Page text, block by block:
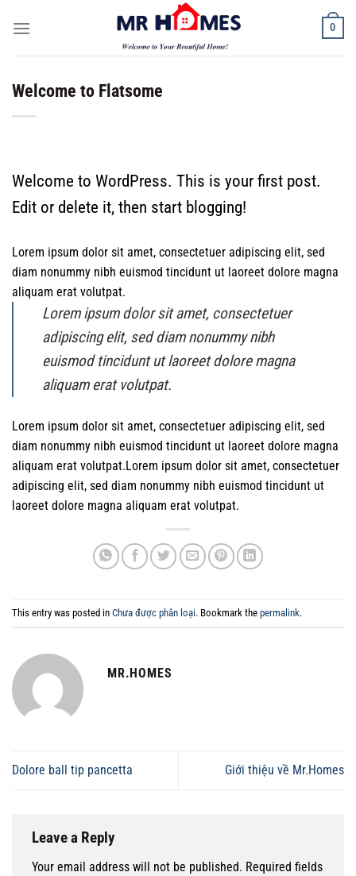
0
Welcome to Flatsome
Welcome to WordPress. This is your first post.
Edit or delete it, then start blogging!
Lorem ipsum dolor sit amet, consectetuer adipiscing elit, sed
diam nonummy nibh euismod tincidunt ut laoreet dolore magna
aliquam erat volutpat.
Lorem ipsum dolor sit amet, consectetuer
adipiscing elit, sed diam nonummy nibh
euismod tincidunt ut laoreet dolore magna
aliquam erat volutpat.
Lorem ipsum dolor sit amet, consectetuer adipiscing elit, sed
diam nonummy nibh euismod tincidunt ut laoreet dolore magna
aliquam erat volutpat.Lorem ipsum dolor sit amet, consectetuer
adipiscing elit, sed diam nonummy nibh euismod tincidunt ut
laoreet dolore magna aliquam erat volutpat.
This entry was posted in Chưa được phân loại. Bookmark the permalink.
MR.HOMES
Dolore ball tip pancetta Giới thiệu về Mr.Homes
Leave a Reply
Your email address will not be published. Required fields